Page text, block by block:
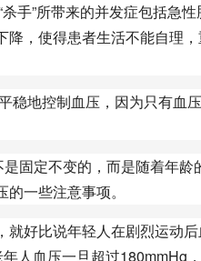
”所带来的并发症包括急性
降，使得患者生活不能自理
地控制血压，因为只有血
固定不变的，而是随着年龄
一些注意事项。
好比说年轻人在剧烈运动后
人血压一旦超过180mmHg